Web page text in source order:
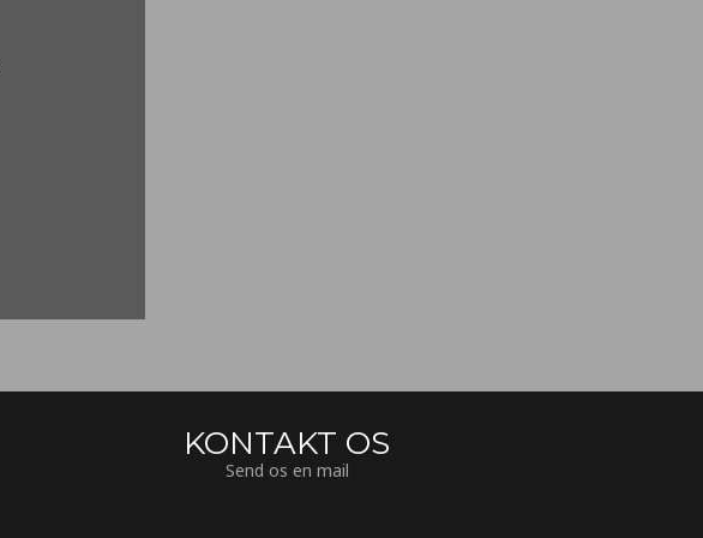
KONTAKT OS
Send os en mail